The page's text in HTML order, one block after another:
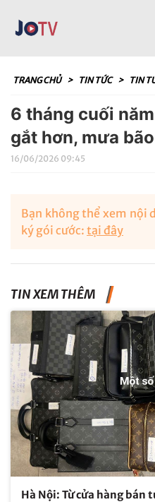
TRANG CHỦ > TIN TỨC > TIN
6 tháng cuối
gắt hơn, mưa
16/06/2026 09:45
Bạn không thể xem nội
ký gói cước: tại đây
TIN XEM THÊM
Hà Nội: Từ cửa hàng bán